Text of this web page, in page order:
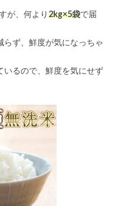
が、何より2kg×5袋で届
ず、鮮度が気になっちゃ
いるので、鮮度を気にせず